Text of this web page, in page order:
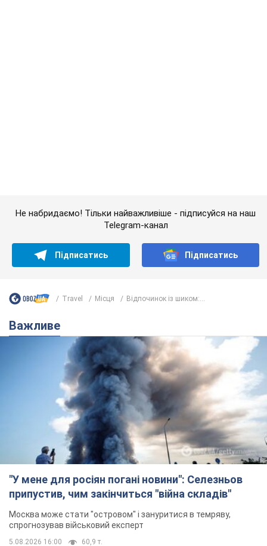
Москва може стати "островом" і зануритися в темряву,
спрогнозував військовий експерт
5.08.2026 16:00 60,9 т.
долара: українцям розповіли, чого
очікувати
Яким буде курс валюти в обмінниках
119,9 т.
"Джипінг руйнує екосистеми, які
формувалися сотні років": у
Greenpeace забили на сполох
У високогір'ї розташовані альпійські та
субальпійські луки – рідкісні природні
комплекси, які формувалися протягом сотень років
12 годин тому 1,6 т.